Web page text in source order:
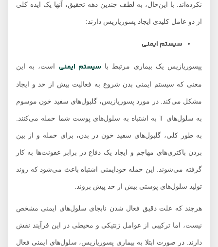
نکرده‌اند. با این‌حال، به لطف چندین دهه تحقیق، آنها یک ایده کلی
از دو عامل کلیدی ایجاد پسوریازیس دارند:
سیستم ایمنی
پپسوریازیس یک بیماری مرتبط باسیستم ایمنیاست، به این
معنی که سیستم ایمنی بدن شروع به فعالیت بیش از حد و ایجاد
مشکل می‌کند. در مورد پسوریازیس، گلبول‌های سفید خون موسوم
به سلول‌های T به اشتباه به سلول‌های پوست شما حمله می‌کنند.
به طور کلی، گلبول‌های سفید خون در بدن، برای حمله و از بین
بردن باکتری‌های مهاجم و ایجاد یک دفاع در برابر عفونت‌ها به کار
گرفته می‌شوند. این حمله خودایمنی اشتباه باعث می‌شود که روند
تولید سلول‌های پوستی بیش از حد پیش بروند.
هرچند که علت دقیق فعال شدن نابجای سلول‌های ایمنی مشخص
نیست، اما ترکیبی از عوامل ژنتیکی و محیطی در این فرآیند نقش
دارند. در صورت ابتلا به بیماری پسوریازیس، سلول‌های ایمنی فعال